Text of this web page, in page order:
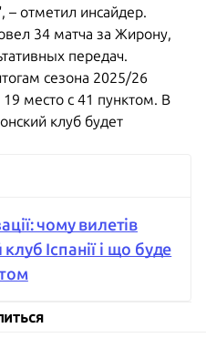
– отметил инсайдер.
34 матча за Жирону,
передач.
сезона 2025/26
место с 41 пунктом. В
клуб будет
чому вилетів
Іспанії і що буде